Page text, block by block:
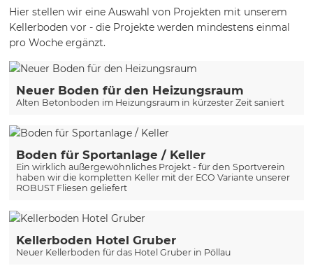
Hier stellen wir eine Auswahl von Projekten mit unserem
Kellerboden vor - die Projekte werden mindestens einmal
pro Woche ergänzt.
Neuer Boden für den Heizungsraum
Alten Betonboden im Heizungsraum in kürzester Zeit saniert
Boden für Sportanlage / Keller
Ein wirklich außergewöhnliches Projekt - für den Sportverein
haben wir die kompletten Keller mit der ECO Variante unserer
ROBUST Fliesen geliefert
Kellerboden Hotel Gruber
Neuer Kellerboden für das Hotel Gruber in Pöllau